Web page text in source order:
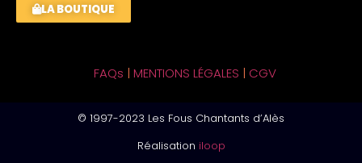
LA BOUTIQUE
FAQs | MENTIONS LÉGALES | CGV
© 1997-2023 Les Fous Chantants d’Alès
Réalisation iloop